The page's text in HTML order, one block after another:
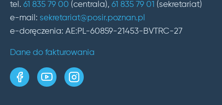
tel. 61 835 79 00 (centrala), 61 835 79 01 (sekretariat)
e-mail: sekretariat@posir.poznan.pl
e-doręczenia: AE:PL-60859-21453-BVTRC-27
Dane do fakturowania
strona w serwisie Facebook
kanał w serwisie YouTube
profil w serwisie Instagram